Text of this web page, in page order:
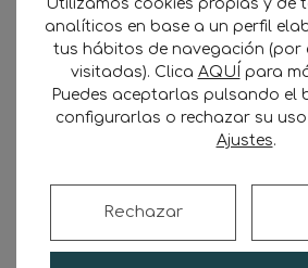
Retención de
del precio del
solicitud de
un plazo de diez días
momento de la retención.
Impedimentos al
Utilizamos cookies propias y de
analíticos en base a un perfil
tus hábitos de navegación (por
visitadas). Clica AQUÍ para
Puedes aceptarlas pulsando el
configurarlas o rechazar su
Ajustes.
Rechazar